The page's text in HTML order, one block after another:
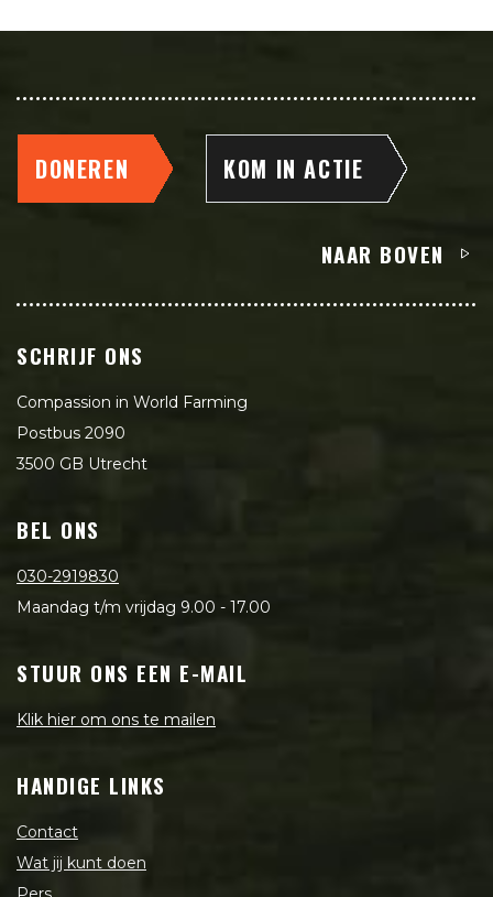
DONEREN KOM IN ACTIE
NAAR BOVEN
SCHRIJF ONS
Compassion in World Farming
Postbus 2090
3500 GB Utrecht
BEL ONS
030-2919830
Maandag t/m vrijdag 9.00 - 17.00
STUUR ONS EEN E-MAIL
Klik hier om ons te mailen
HANDIGE LINKS
Contact
Wat jij kunt doen